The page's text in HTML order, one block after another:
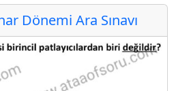
Dönemi Ara Sınavı